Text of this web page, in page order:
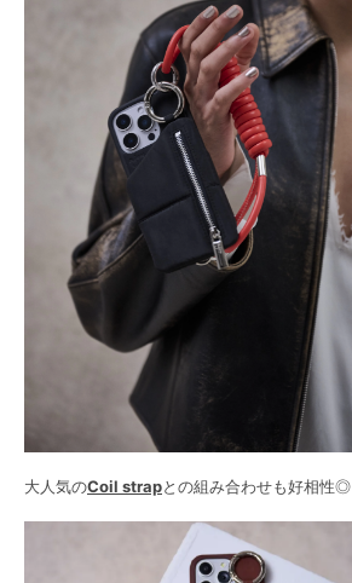
大人気のCoil strapとの組み合わせも好相性◎